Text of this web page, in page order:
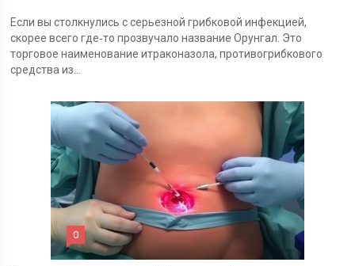
Если вы столкнулись с серьезной грибковой инфекцией,
скорее всего где‑то прозвучало название Орунгал. Это
торговое наименование итраконазола, противогрибкового
средства из...
0